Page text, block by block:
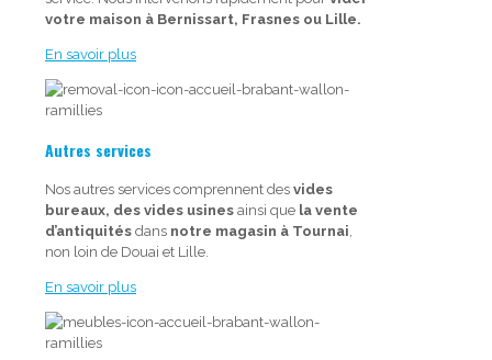
votre maison à Bernissart, Frasnes ou Lille.
En savoir plus
Autres services
Nos autres services comprennent des vides
bureaux, des vides usines ainsi que la vente
d’antiquités dans notre magasin à Tournai
non loin de Douai et Lille.
En savoir plus